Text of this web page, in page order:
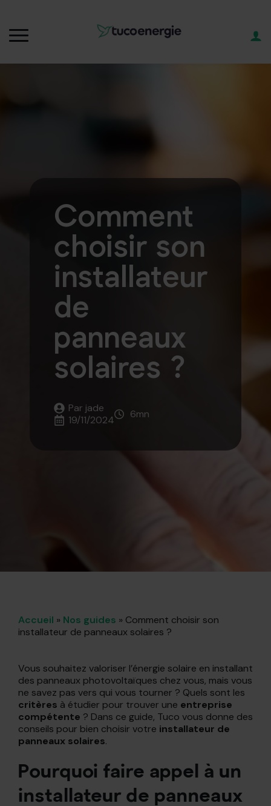
Comment
choisir son
installateur
de
panneaux
solaires ?
Par jade
19/11/2024
6mn
Accueil » Nos guides » Comment choisir son
installateur de panneaux solaires ?
Vous souhaitez valoriser l’énergie solaire en installant
des panneaux photovoltaïques chez vous, mais vous
ne savez pas vers qui vous tourner ? Quels sont les
critères à étudier pour trouver une entreprise
compétente ? Dans ce guide, Tuco vous donne des
conseils pour bien choisir votre installateur de
panneaux solaires.
Pourquoi faire appel à un
installateur de panneaux